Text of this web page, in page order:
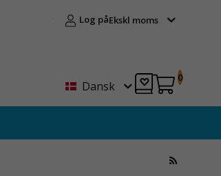
Log påEkskl moms
Dansk
0